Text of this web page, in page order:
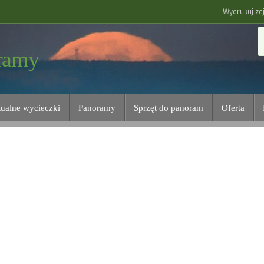
Wydrukuj
wycieczki Panoramy Sprzęt do panoram Oferta